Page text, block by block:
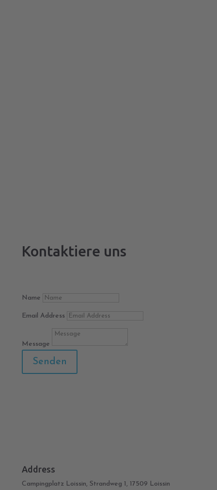
Kontaktiere uns
Name
Email Address
Message
Senden
Address
Campingplatz Loissin, Strandweg 1, 17509 Loissin